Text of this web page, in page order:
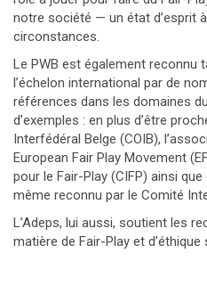
notre société — un état d’esprit
circonstances.
Le PWB est également reconnu
l’échelon international par de
références dans les domaines
d’exemples : en plus d’être
Interfédéral Belge (COIB),
European Fair Play Movement
pour le Fair-Play (CIFP) ainsi
même reconnu par le Comité
L’Adeps, lui aussi, soutient les
matière de Fair-Play et d’éthique